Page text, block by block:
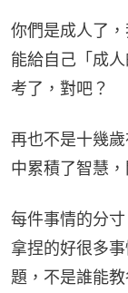
你們是成人了
能給自己「成
考了，對吧？
再也不是十幾
中累積了智慧
每件事情的分
拿捏的好很多
題，不是誰能